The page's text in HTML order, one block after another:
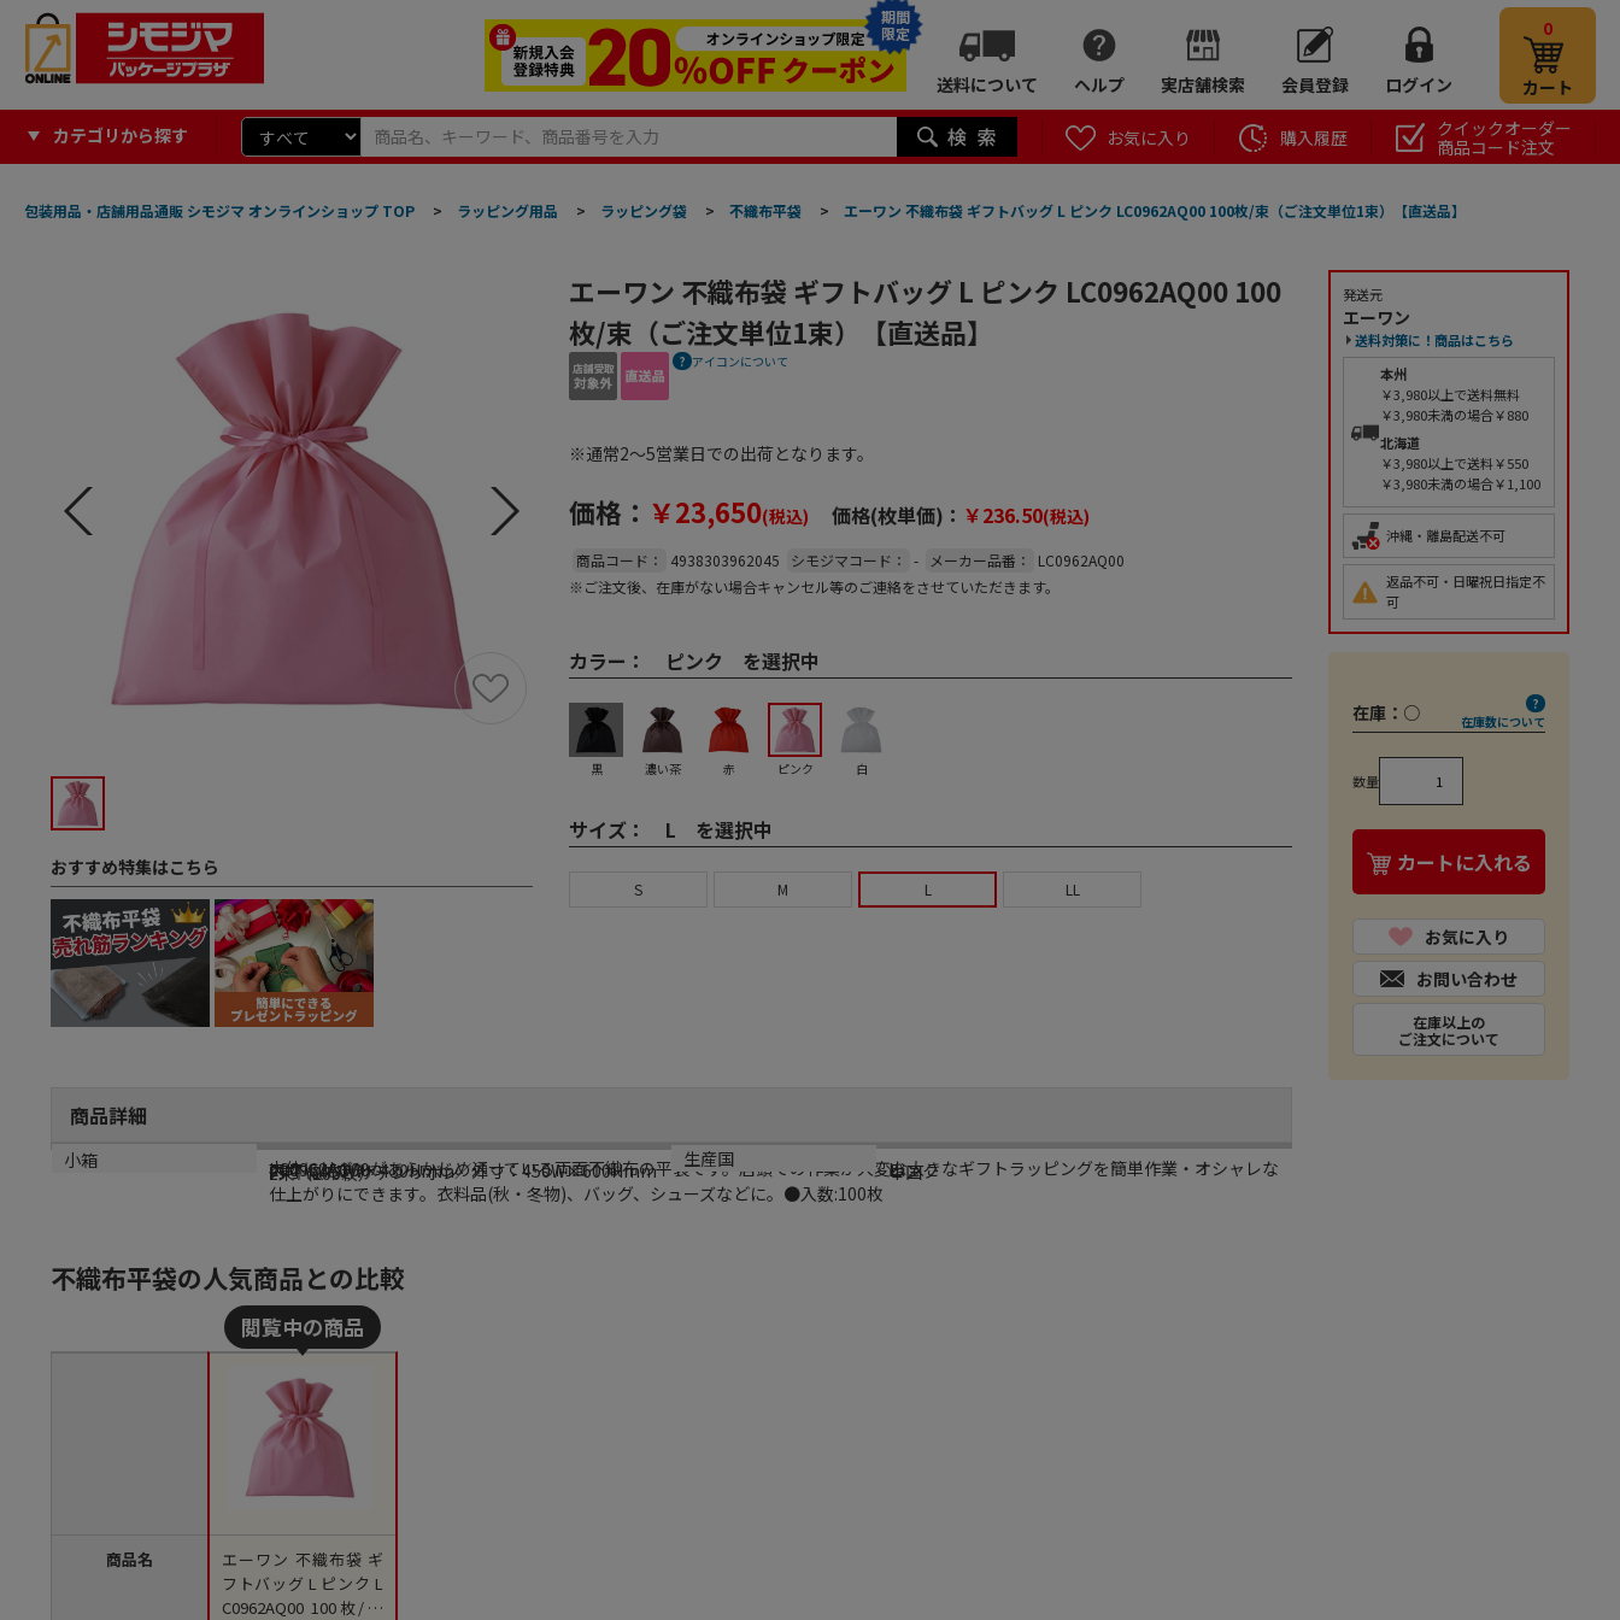
期間
限定
送料について ヘルプ 実店舗検索 会員登録 ログイン
0
カート
カテゴリから探す お気に入り 購入履歴
クイックオーダー
商品コード注文
包装用品・店舗用品通販 シモジマ オンラインショップ TOP > ラッピング用品 > ラッピング袋 > 不織布平袋 > エーワン 不織布袋 ギフトバッグ L ピンク LC0962AQ00 100枚/束（ご注文単位1束）【直送品】
おすすめ特集はこちら
エーワン 不織布袋 ギフトバッグ L ピンク LC0962AQ00 100
枚/束（ご注文単位1束）【直送品】
アイコンについて
※通常2～5営業日での出荷となります。
価格： ￥23,650(税込) 価格(枚単価)： ￥236.50(税込)
商品コード： 4938303962045 シモジマコード： - メーカー品番：
LC0962AQ00
※ご注文後、在庫がない場合キャンセル等のご連絡をさせていただきます。
カラー： ピンク を選択中
黒 濃い茶 赤 ピンク 白
サイズ： L を選択中
S M L LL
商品詳細
商品説明
本体にリボンがあらかじめ通っている両面不織布の平袋です。店頭での作業が大変な大きなギフトラッピングを簡単作業・オシャレな
仕上がりにできます。衣料品(秋・冬物)、バッグ、シューズなどに。●入数:100枚
メーカー品番
LC0962AQ00
規格
L
サイズ
内寸：450W×430Hmm／外寸：450W×600Hmm
カラー
ピンク
材質
PP不織布／サテンリボン
生産国
中国
小箱
2束（200枚）
発送元
エーワン
送料対策に！商品はこちら
本州
￥3,980以上で送料無料
￥3,980未満の場合￥880
北海道
￥3,980以上で送料￥550
￥3,980未満の場合￥1,100
沖縄・離島配送不可
返品不可・日曜祝日指定不
可
在庫： ○ 在庫数について
数量
カートに入れる
お気に入り
お問い合わせ
在庫以上の
ご注文について
不織布平袋の人気商品との比較
商品名
エーワン 不織布袋 ギ
フトバッグ L ピンク L
C0962AQ00 100枚/束